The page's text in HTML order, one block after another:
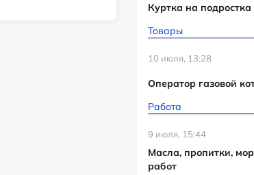
Куртка на подростка
Товары
10 июля, 13:28
Оператор газовой
Работа
9 июля, 15:44
Масла, пропитки,
работ